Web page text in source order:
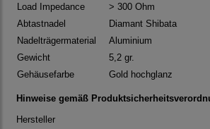
Load Impedance
> 300 Ohm
Abtastnadel
Diamant Shibata
Nadelträgermaterial
Aluminium
Gewicht
5,2 gr.
Gehäusefarbe
Gold hochglanz
Hinweise gemäß
Hersteller